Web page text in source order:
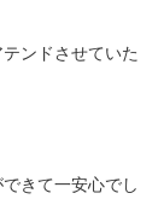
ンドさせていた
きて一安心でし